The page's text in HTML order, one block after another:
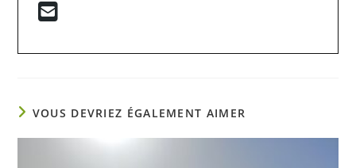
VOUS DEVRIEZ ÉGALEMENT AIMER